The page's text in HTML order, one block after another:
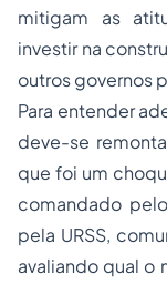
mitigam as
investir na
outros governos
Para entender
deve-se
que foi um
comandado
pela URSS,
avaliando qual o